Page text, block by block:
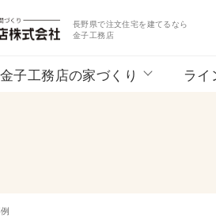
長野県で注文住宅を建てるなら
金子工務店
金子工務店の家づくり ライ